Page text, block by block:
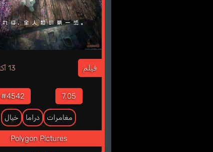
فيلم 13 أكتوبر
7.05
#4542
مغامرات دراما خيال
Polygon Pictures